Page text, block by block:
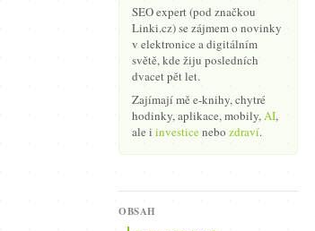
SEO expert (pod značkou
Linki.cz) se zájmem o novinky
v elektronice a digitálním
světě, kde žiju posledních
dvacet pět let.
Zajímají mě e-knihy, chytré
hodinky, aplikace, mobily,AI,
ale i investicenebo zdraví.
OBSAH